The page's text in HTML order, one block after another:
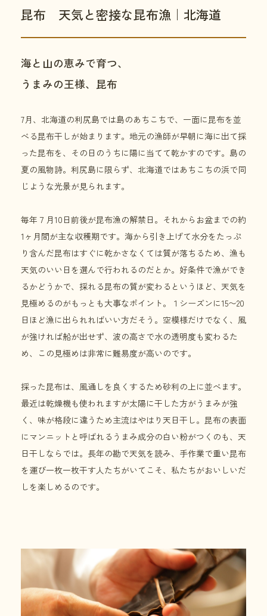
昆布 天気と密接な昆布漁｜北海道
海と山の恵みで育つ、
うまみの王様、昆布
7月、北海道の利尻島では島のあちこちで、一面に昆布を並
べる昆布干しが始まります。地元の漁師が早朝に海に出て採
った昆布を、その日のうちに陽に当てて乾かすのです。島の
夏の風物詩。利尻島に限らず、北海道ではあちこちの浜で同
じような光景が見られます。
毎年７月10日前後が昆布漁の解禁日。それからお盆までの約
1ヶ月間が主な収穫期です。海から引き上げて水分をたっぷ
り含んだ昆布はすぐに乾かさなくては質が落ちるため、漁も
天気のいい日を選んで行われるのだとか。好条件で漁ができ
るかどうかで、採れる昆布の質が変わるというほど、天気を
見極めるのがもっとも大事なポイント。１シーズンに15〜20
日ほど漁に出られればいい方だそう。空模様だけでなく、風
が強ければ船が出せず、波の高さで水の透明度も変わるた
め、この見極めは非常に難易度が高いのです。
採った昆布は、風通しを良くするため砂利の上に並べます。
最近は乾燥機も使われますが太陽に干した方がうまみが強
く、味が格段に違うため主流はやはり天日干し。昆布の表面
にマンニットと呼ばれるうまみ成分の白い粉がつくのも、天
日干しならでは。長年の勘で天気を読み、手作業で重い昆布
を運び一枚一枚干す人たちがいてこそ、私たちがおいしいだ
しを楽しめるのです。